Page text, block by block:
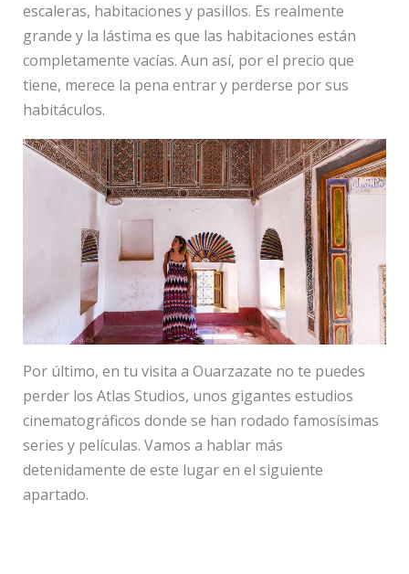
escaleras, habitaciones y pasillos. Es realmente
grande y la lástima es que las habitaciones están
completamente vacías. Aun así, por el precio que
tiene, merece la pena entrar y perderse por sus
habitáculos.
Por último, en tu visita a Ouarzazate no te puedes
perder los Atlas Studios, unos gigantes estudios
cinematográficos donde se han rodado famosísimas
series y películas. Vamos a hablar más
detenidamente de este lugar en el siguiente
apartado.